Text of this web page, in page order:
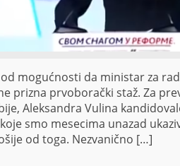
mogućnosti da ministar za
prizna prvoborački staž. Za
Aleksandra Vulina
smo mesecima unazad
od toga. Nezvanično […]